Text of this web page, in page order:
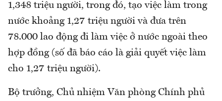
1,348 triệu người, trong đó, tạo việc làm trong
nước khoảng 1,27 triệu người và đưa trên
78.000 lao động đi làm việc ở nước ngoài theo
hợp đồng (số đã báo cáo là giải quyết việc làm
cho 1,27 triệu người).
Bộ trưởng, Chủ nhiệm Văn phòng Chính phủ